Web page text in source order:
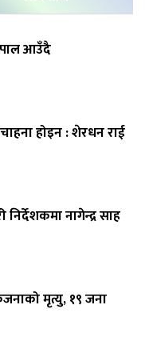
आउँदै
होइन : शेरधन राई
नागेन्द्र साह
मृत्यु, १९ जना